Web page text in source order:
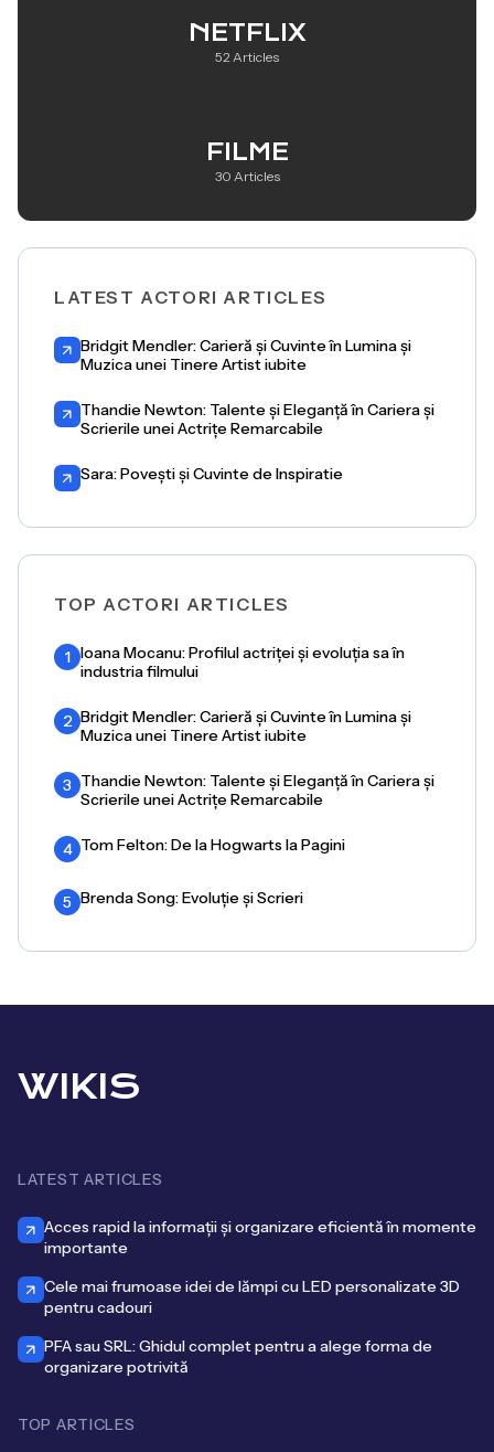
NETFLIX
52 Articles
FILME
30 Articles
LATEST ACTORI ARTICLES
Bridgit Mendler: Carieră și Cuvinte în Lumina și
Muzica unei Tinere Artist iubite
Thandie Newton: Talente și Eleganță în Cariera și
Scrierile unei Actrițe Remarcabile
Sara: Povești și Cuvinte de Inspiratie
TOP ACTORI ARTICLES
1 Ioana Mocanu: Profilul actriței și evoluția sa în
industria filmului
2 Bridgit Mendler: Carieră și Cuvinte în Lumina și
Muzica unei Tinere Artist iubite
3 Thandie Newton: Talente și Eleganță în Cariera și
Scrierile unei Actrițe Remarcabile
4 Tom Felton: De la Hogwarts la Pagini
5 Brenda Song: Evoluție și Scrieri
WIKIS
LATEST ARTICLES
Acces rapid la informații și organizare eficientă în momente
importante
Cele mai frumoase idei de lămpi cu LED personalizate 3D
pentru cadouri
PFA sau SRL: Ghidul complet pentru a alege forma de
organizare potrivită
TOP ARTICLES